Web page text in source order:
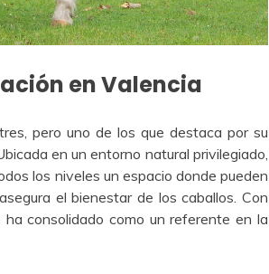
en Valencia
pero uno de los que destaca por su
en un entorno natural privilegiado,
los niveles un espacio donde pueden
el bienestar de los caballos. Con
consolidado como un referente en la